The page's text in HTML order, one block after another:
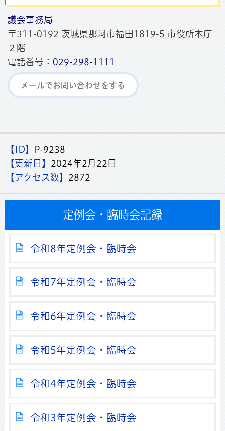
議会事務局
〒311-0192 茨城県那珂市福田1819-5 市役所本庁
２階
電話番号： 029-298-1111
メールでお問い合わせをする
【ID】
P-9238
【更新日】 2024年2月22日
【アクセス数】 2872
定例会・臨時会記録
令和8年定例会・臨時会
令和7年定例会・臨時会
令和6年定例会・臨時会
令和5年定例会・臨時会
令和4年定例会・臨時会
令和3年定例会・臨時会